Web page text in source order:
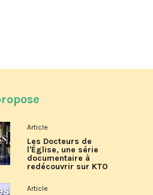
Article
Les Docteurs de
l'Église, une série
documentaire à
redécouvrir sur KTO
Article